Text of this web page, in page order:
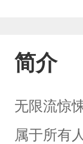
简介
无限流惊
属于所有